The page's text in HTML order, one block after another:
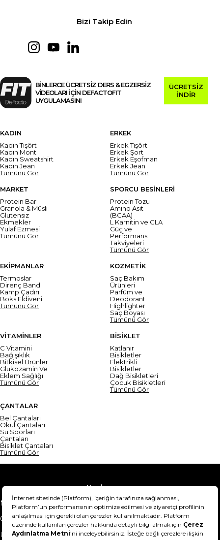
Bizi Takip Edin
BİNLERCE ÜCRETSİZ DERS & EGZERSİZ
VİDEOLARI İÇİN DEFACTOFIT
UYGULAMASINI
ÜCRETSİZ
İNDİR
KADIN
Kadın Tişört
Kadın Mont
Kadın Sweatshirt
Kadın Jean
Tümünü Gör
ERKEK
Erkek Tişört
Erkek Şort
Erkek Eşofman
Erkek Jean
Tümünü Gör
MARKET
Protein Bar
Granola & Müsli
Glutensiz
Ekmekler
Yulaf Ezmesi
Tümünü Gör
SPORCU BESİNLERİ
Protein Tozu
Amino Asit
(BCAA)
L Karnitin ve CLA
Güç ve
Performans
Takviyeleri
Tümünü Gör
EKİPMANLAR
Termoslar
Direnç Bandı
Kamp Çadırı
Boks Eldiveni
Tümünü Gör
KOZMETİK
Saç Bakım
Ürünleri
Parfüm ve
Deodorant
Highlighter
Saç Boyası
Tümünü Gör
VİTAMİNLER
C Vitamini
Bağışıklık
Bitkisel Ürünler
Glukozamin Ve
Eklem Sağlığı
Tümünü Gör
BİSİKLET
Katlanır
Bisikletler
Elektrikli
Bisikletler
Dağ Bisikletleri
Çocuk Bisikletleri
Tümünü Gör
ÇANTALAR
Bel Çantaları
Okul Çantaları
Su Sporları
Çantaları
Bisiklet Çantaları
Tümünü Gör
Yardım
Mesafeli Satış Sözleşmesi
Teslimat Bilgisi
Gizlilik Sözleşmesi
Şartlar & Koşullar
Ürünümü nasıl iade
Hakkımızda